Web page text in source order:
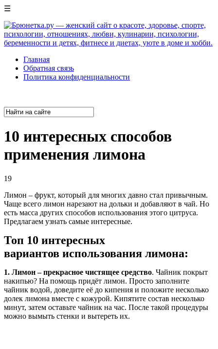
☰
Главная
Обратная связь
Политика конфиденциальности
10 интересных способов
применения лимона
19
Лимон – фрукт, который для многих давно стал привычным.
Чаще всего лимон нарезают на дольки и добавляют в чай. Но
есть масса других способов использования этого цитруса.
Предлагаем узнать самые интересные.
Топ 10 интересных
вариантов использования лимона:
1. Лимон – прекрасное чистящее средство. Чайник покрыт
накипью? На помощь придёт лимон. Просто заполните
чайник водой, доведите её до кипения и положите несколько
долек лимона вместе с кожурой. Кипятите состав несколько
минут, затем оставьте чайник на час. После такой процедуры
можно вымыть стенки и вытереть их.